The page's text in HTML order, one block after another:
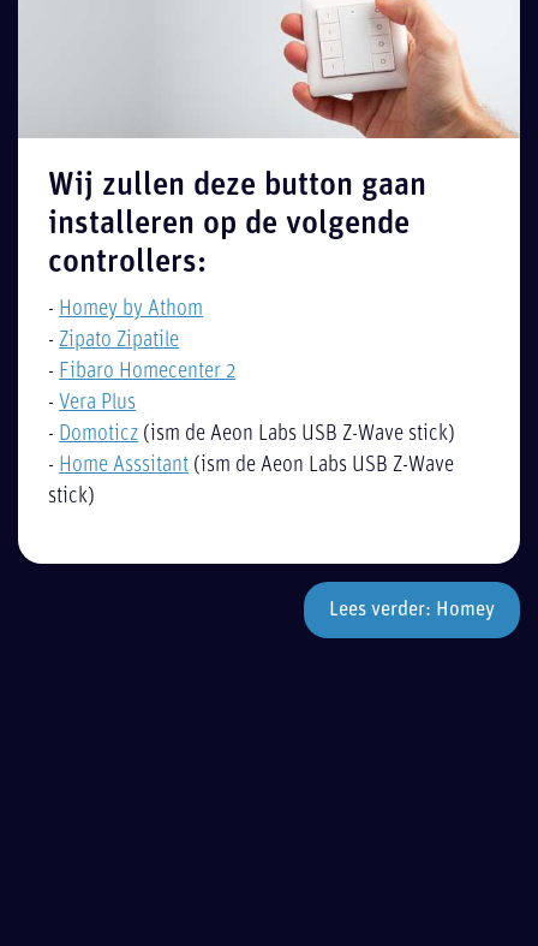
Wij zullen deze button gaan
installeren op de volgende
controllers:
- Homey by Athom
-Zipato Zipatile
- Fibaro Homecenter 2
- Vera Plus
- Domoticz (ism de Aeon Labs USB Z-Wave stick)
- Home Asssitant (ism de Aeon Labs USB Z-Wave
stick)
Lees verder: Homey